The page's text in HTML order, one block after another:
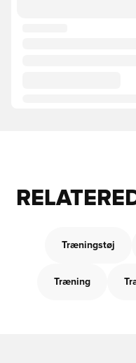
Træningstøj
Træning